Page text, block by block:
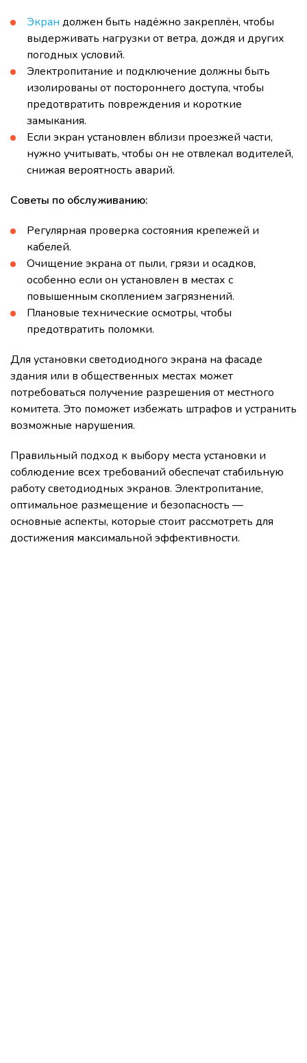
Экран должен быть надёжно закреплён, чтобы
выдерживать нагрузки от ветра, дождя и других
погодных условий.
Электропитание и подключение должны быть
изолированы от постороннего доступа, чтобы
предотвратить повреждения и короткие
замыкания.
Если экран установлен вблизи проезжей части,
нужно учитывать, чтобы он не отвлекал водителей,
снижая вероятность аварий.
Советы по обслуживанию:
Регулярная проверка состояния крепежей и
кабелей.
Очищение экрана от пыли, грязи и осадков,
особенно если он установлен в местах с
повышенным скоплением загрязнений.
Плановые технические осмотры, чтобы
предотвратить поломки.
Для установки светодиодного экрана на фасаде
здания или в общественных местах может
потребоваться получение разрешения от местного
комитета. Это поможет избежать штрафов и устранить
возможные нарушения.
Правильный подход к выбору места установки и
соблюдение всех требований обеспечат стабильную
работу светодиодных экранов. Электропитание,
оптимальное размещение и безопасность —
основные аспекты, которые стоит рассмотреть для
достижения максимальной эффективности.